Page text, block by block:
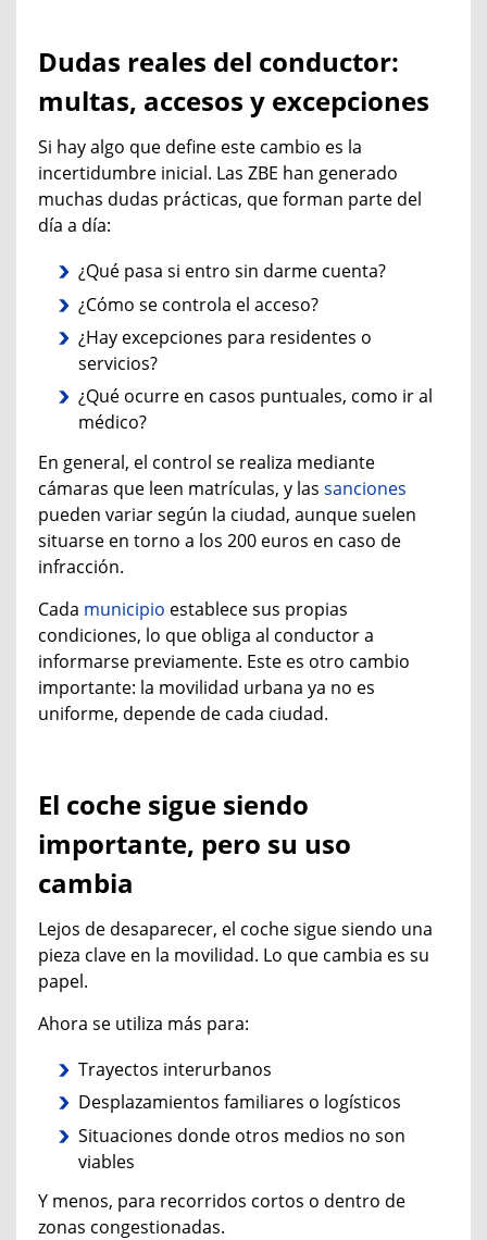
Dudas reales del conductor:
multas, accesos y excepciones
Si hay algo que define este cambio es la
incertidumbre inicial. Las ZBE han generado
muchas dudas prácticas, que forman parte del
día a día:
¿Qué pasa si entro sin darme cuenta?
¿Cómo se controla el acceso?
¿Hay excepciones para residentes o
servicios?
¿Qué ocurre en casos puntuales, como ir al
médico?
En general, el control se realiza mediante
cámaras que leen matrículas, y las sanciones
pueden variar según la ciudad, aunque suelen
situarse en torno a los 200 euros en caso de
infracción.
Cada municipio establece sus propias
condiciones, lo que obliga al conductor a
informarse previamente. Este es otro cambio
importante: la movilidad urbana ya no es
uniforme, depende de cada ciudad.
El coche sigue siendo
importante, pero su uso
cambia
Lejos de desaparecer, el coche sigue siendo una
pieza clave en la movilidad. Lo que cambia es su
papel.
Ahora se utiliza más para:
Trayectos interurbanos
Desplazamientos familiares o logísticos
Situaciones donde otros medios no son
viables
Y menos, para recorridos cortos o dentro de
zonas congestionadas.